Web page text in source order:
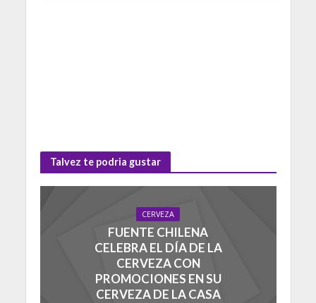
Talvez te podria gustar
CERVEZA
FUENTE CHILENA
CELEBRA EL DÍA DE LA
CERVEZA CON
PROMOCIONES EN SU
CERVEZA DE LA CASA